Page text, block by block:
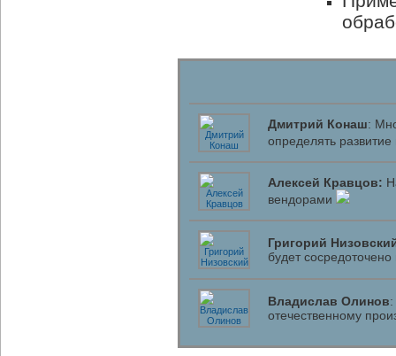
Дмитрий Конаш:
определять
Алексей Кравцов:
вендорами
Григорий
будет
Владислав Олинов
отечественному